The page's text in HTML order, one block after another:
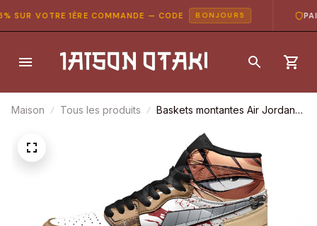
VOTRE 1ÈRE COMMANDE — CODE BONJOUR5
Maison Tous les produits
Baskets montantes Air Jordan
Chaussures montantes
L’Attaque des Titans